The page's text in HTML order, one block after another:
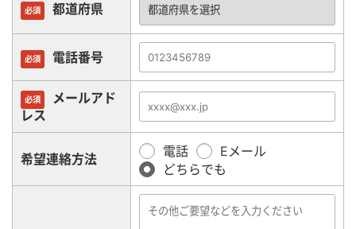
必須 都道府県
必須 電話番号
必須
メールアド
レス
希望連絡方法
電話
Eメール
どちらでも